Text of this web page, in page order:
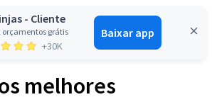
- Cliente
orçamentos grátis
+30K
Baixar app
Entrar
melhores